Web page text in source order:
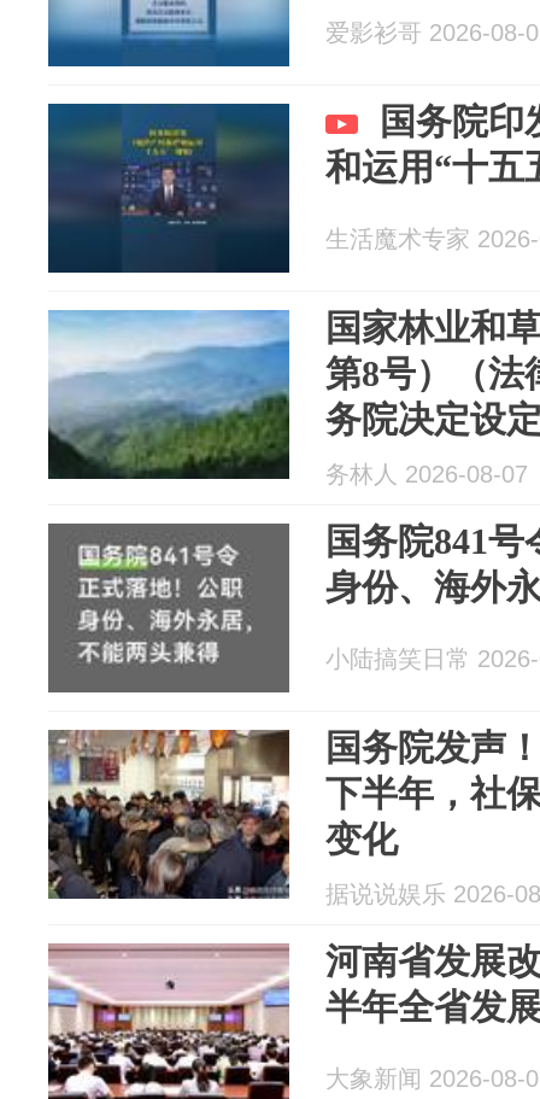
爱影衫哥 2026-08-
国务院印
和运用“十五
生活魔术专家
国家林业和
第8号）（法
务院决定设
单（林草行
务林人 2026-08-07
国务院841
身份、海外
小陆搞笑日常
国务院发声
下半年，社
变化
据说说娱乐 2026-
河南省发展
半年全省发
大象新闻 2026-08-